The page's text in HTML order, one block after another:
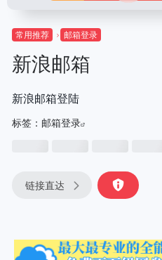
常用推荐 邮箱登录
新浪邮箱
新浪邮箱登陆
标签： 邮箱登录
链接直达